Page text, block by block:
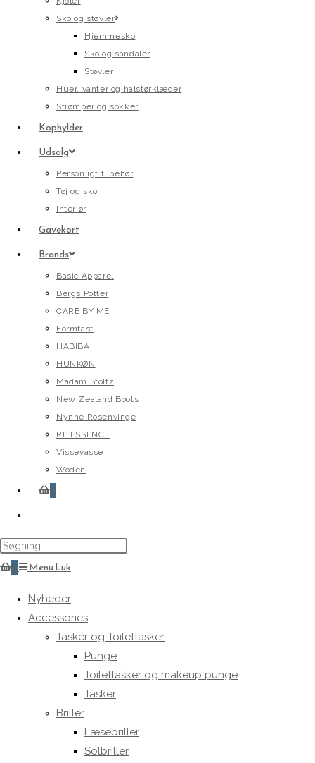
Sko og støvler
Hjemmesko
Sko og sandaler
Støvler
Huer, vanter og halstørklæder
Strømper og sokker
Kophylder
Udsalg
Personligt tilbehør
Tøj og sko
Interiør
Gavekort
Brands
Basic Apparel
Bergs Potter
CARE BY ME
Formfast
HABIBA
HUNKØN
Madam Stoltz
New Zealand Boots
Nynne Rosenvinge
RE.ESSENCE
Vissevasse
Woden
0
website
search
0 MenuLuk
Nyheder
Accessories
Tasker og Toilettasker
Punge
Toilettasker og makeup punge
Tasker
Briller
Læsebriller
Solbriller